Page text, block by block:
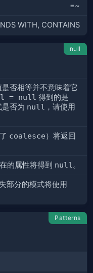
=~
WITH, CONTAINS
null
否相等并不意味着它
= null 得到的是
是否为 null ，请使用
coalesce）将返回
的属性将得到 null 。
部分的模式将使用
Patterns